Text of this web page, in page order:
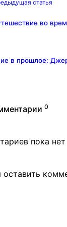
статья
во
в прошлое:
0
пока нет
оставить